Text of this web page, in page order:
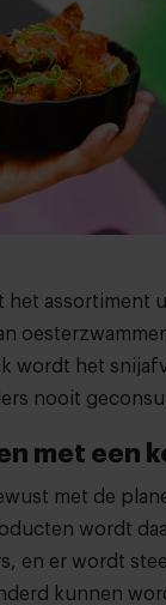
het assortiment
wordt het
nooit
met een
met de
wordt
en er wordt
kunnen